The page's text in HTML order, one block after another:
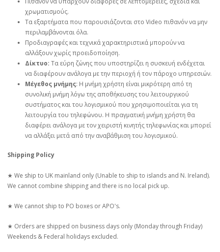
χρωματισμούς.
Τα εξαρτήματα που παρουσιάζονται στο Video πιθανόν να μην
περιλαμβάνονται όλα.
Προδιαγραφές και τεχνικά χαρακτηριστικά μπορούν να
αλλάξουν χωρίς προειδοποίηση.
Δίκτυο: Τα εύρη ζώνης που υποστηρίζει η συσκευή ενδέχεται
να διαφέρουν ανάλογα με την περιοχή ή τον πάροχο υπηρεσιών.
Μέγεθος μνήμης: Η μνήμη χρήστη είναι μικρότερη από τη
συνολική μνήμη λόγω της αποθήκευσης του λειτουργικού
συστήματος και του λογισμικού που χρησιμοποιείται για τη
λειτουργία του τηλεφώνου. Η πραγματική μνήμη χρήστη θα
διαφέρει ανάλογα με τον χειριστή κινητής τηλεφωνίας και μπορεί
να αλλάξει μετά από την αναβάθμιση του λογισμικού.
Shipping Policy
★ We ship to UK mainland only (Unable to ship to islands and N. Ireland).
We cannot combine shipping and there is no local pick up.
★ We cannot ship to PO boxes or APO's.
★ Orders are shipped on business days only (Monday through Friday)
Weekends & Federal holidays excluded.